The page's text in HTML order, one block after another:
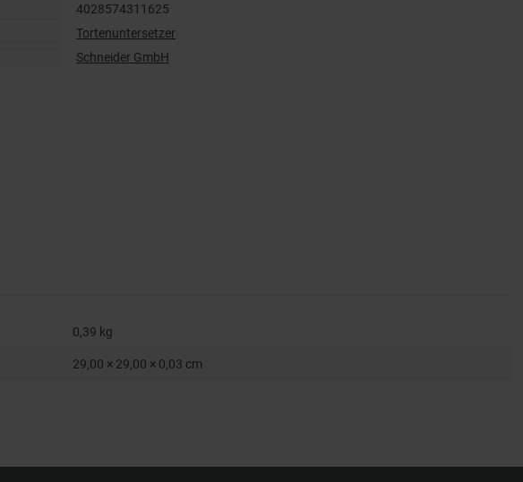
4028574311625
Tortenuntersetzer
Schneider GmbH
0,39 kg
29,00 × 29,00 × 0,03 cm